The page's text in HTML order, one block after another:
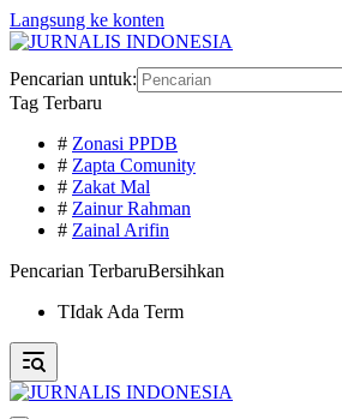
Langsung ke konten
Pencarian untuk:
Tag Terbaru
# Zonasi PPDB
# Zapta Comunity
# Zakat Mal
# Zainur Rahman
# Zainal Arifin
Pencarian TerbaruBersihkan
TIdak Ada Term